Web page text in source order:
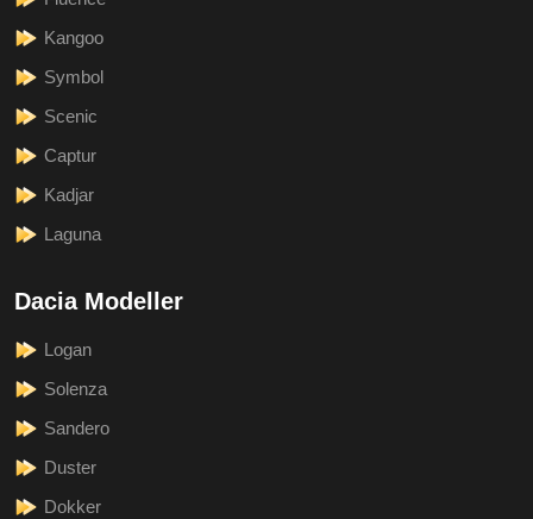
Kangoo
Symbol
Scenic
Captur
Kadjar
Laguna
Dacia Modeller
Logan
Solenza
Sandero
Duster
Dokker